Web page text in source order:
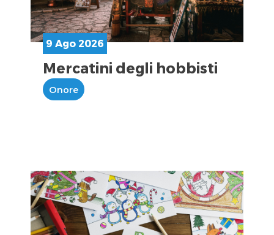
9 Ago 2026
Mercatini degli hobbisti
Onore